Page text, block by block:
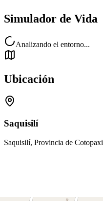
Simulador de Vida
Analizando el entorno...
Ubicación
Saquisilí
Saquisilí, Provincia de Cotopaxi